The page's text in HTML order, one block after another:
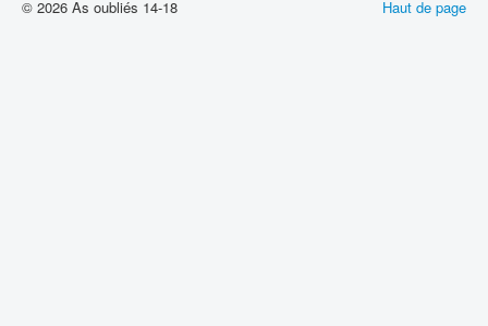
Haut de page
© 2026 As oubliés 14-18